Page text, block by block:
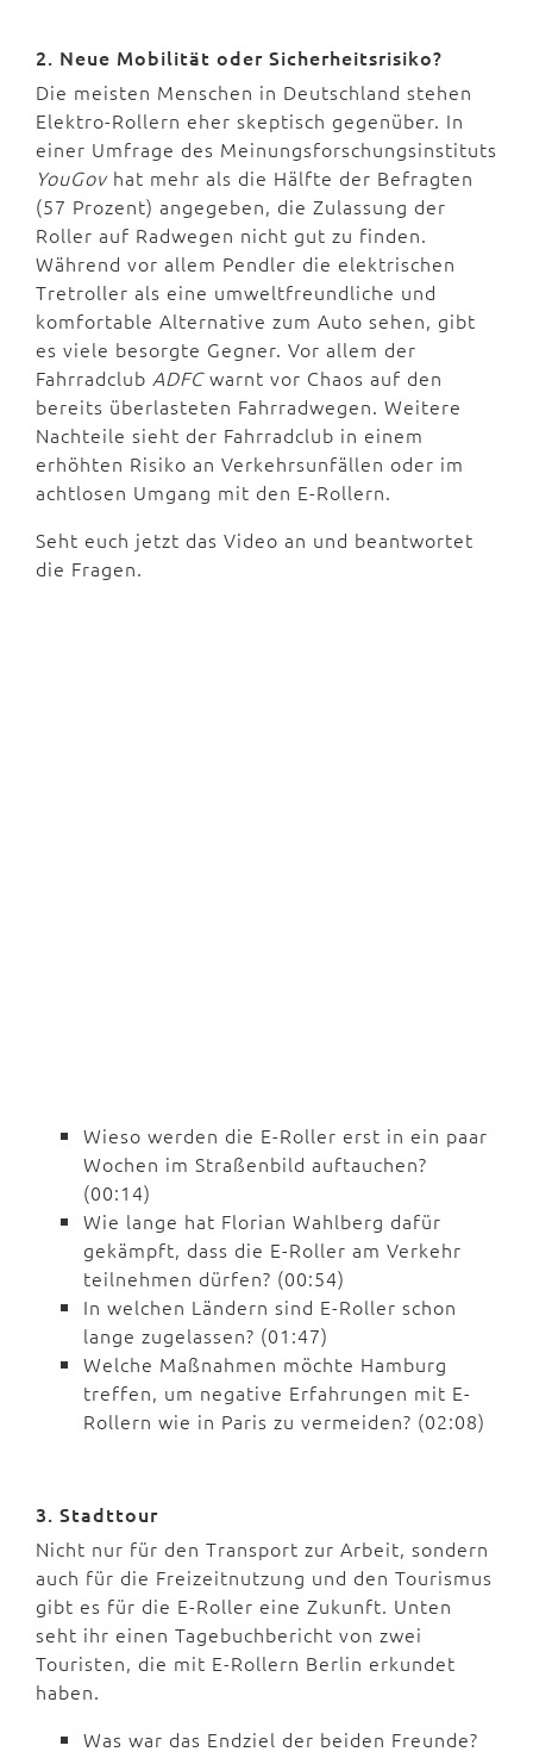
2. Neue Mobilität oder Sicherheitsrisiko?
Die meisten Menschen in Deutschland stehen
Elektro-Rollern eher skeptisch gegenüber. In
einer Umfrage des Meinungsforschungsinstituts
YouGov hat mehr als die Hälfte der Befragten
(57 Prozent) angegeben, die Zulassung der
Roller auf Radwegen nicht gut zu finden.
Während vor allem Pendler die elektrischen
Tretroller als eine umweltfreundliche und
komfortable Alternative zum Auto sehen, gibt
es viele besorgte Gegner. Vor allem der
Fahrradclub ADFCwarnt vor Chaos auf den
bereits überlasteten Fahrradwegen. Weitere
Nachteile sieht der Fahrradclub in einem
erhöhten Risiko an Verkehrsunfällen oder im
achtlosen Umgang mit den E-Rollern.
Seht euch jetzt das Video an und beantwortet
die Fragen.
Wieso werden die E-Roller erst in ein paar
Wochen im Straßenbild auftauchen?
(00:14)
Wie lange hat Florian Wahlberg dafür
gekämpft, dass die E-Roller am Verkehr
teilnehmen dürfen? (00:54)
In welchen Ländern sind E-Roller schon
lange zugelassen? (01:47)
Welche Maßnahmen möchte Hamburg
treffen, um negative Erfahrungen mit E-
Rollern wie in Paris zu vermeiden? (02:08)
3. Stadttour
Nicht nur für den Transport zur Arbeit, sondern
auch für die Freizeitnutzung und den Tourismus
gibt es für die E-Roller eine Zukunft. Unten
seht ihr einen Tagebuchbericht von zwei
Touristen, die mit E-Rollern Berlin erkundet
haben.
Was war das Endziel der beiden Freunde?